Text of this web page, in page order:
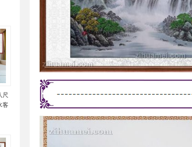
尺
客